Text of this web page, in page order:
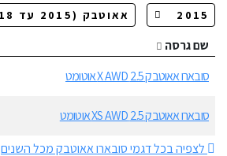
שם גרסה
סובארו אאוטבק 2.5 X AWD אוטומט
סובארו אאוטבק 2.5 XS AWD אוטומט
לצפיה בכל דגמי סובארו אאוטבק מכל השנים